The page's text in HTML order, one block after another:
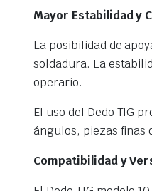
Mayor Estabilidad y
La posibilidad de
soldadura. La
operario.
El uso del Dedo TIG
ángulos, piezas finas
Compatibilidad y